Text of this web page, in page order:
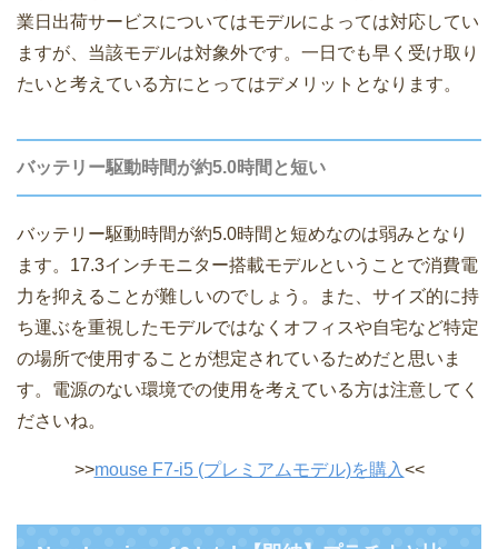
業日出荷サービスについてはモデルによっては対応してい
ますが、当該モデルは対象外です。一日でも早く受け取り
たいと考えている方にとってはデメリットとなります。
バッテリー駆動時間が約5.0時間と短い
バッテリー駆動時間が約5.0時間と短めなのは弱みとなり
ます。17.3インチモニター搭載モデルということで消費電
力を抑えることが難しいのでしょう。また、サイズ的に持
ち運ぶを重視したモデルではなくオフィスや自宅など特定
の場所で使用することが想定されているためだと思いま
す。電源のない環境での使用を考えている方は注意してく
ださいね。
>>mouse F7-i5 (プレミアムモデル)を購入<<